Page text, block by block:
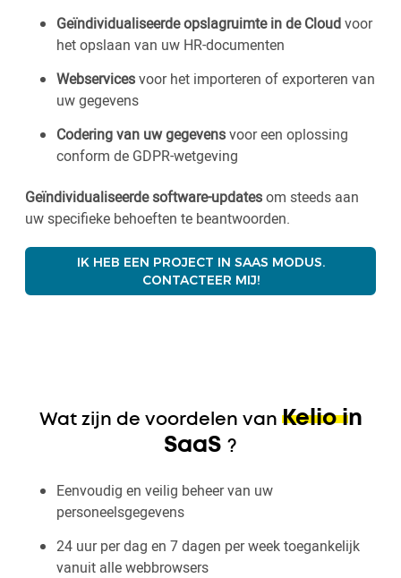
Geïndividualiseerde opslagruimte in de Cloudvoor
het opslaan van uw HR-documenten
Webservicesvoor het importeren of exporteren van
uw gegevens
Codering van uw gegevensvoor een oplossing
conform de GDPR-wetgeving
Geïndividualiseerde software-updatesom steeds aan
uw specifieke behoeften te beantwoorden.
IK HEB EEN PROJECT IN SAAS MODUS.
CONTACTEER MIJ!
Wat zijn de voordelen van Kelio in
SaaS ?
Eenvoudig en veilig beheer van uw
personeelsgegevens
24 uur per dag en 7 dagen per week toegankelijk
vanuit alle webbrowsers